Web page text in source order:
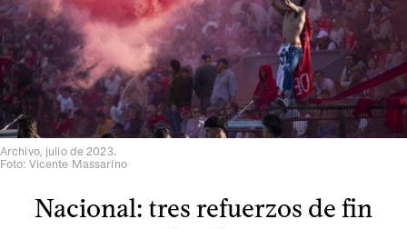
Archivo, julio de 2023.
Foto: Vicente Massarino
Nacional: tres refuerzos de fin